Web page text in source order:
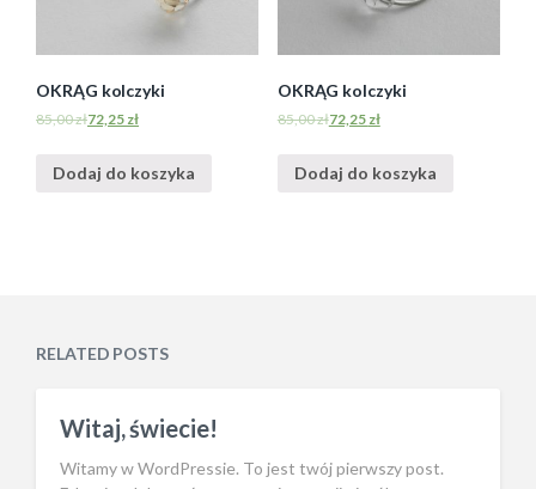
OKRĄG kolczyki
85,00zł72,25 zł
Dodaj do koszyka
OKRĄG kolczyki
85,00zł72,25 zł
Dodaj do koszyka
RELATED POSTS
Witaj, świecie!
Witamy w WordPressie. To jest twój pierwszy post.